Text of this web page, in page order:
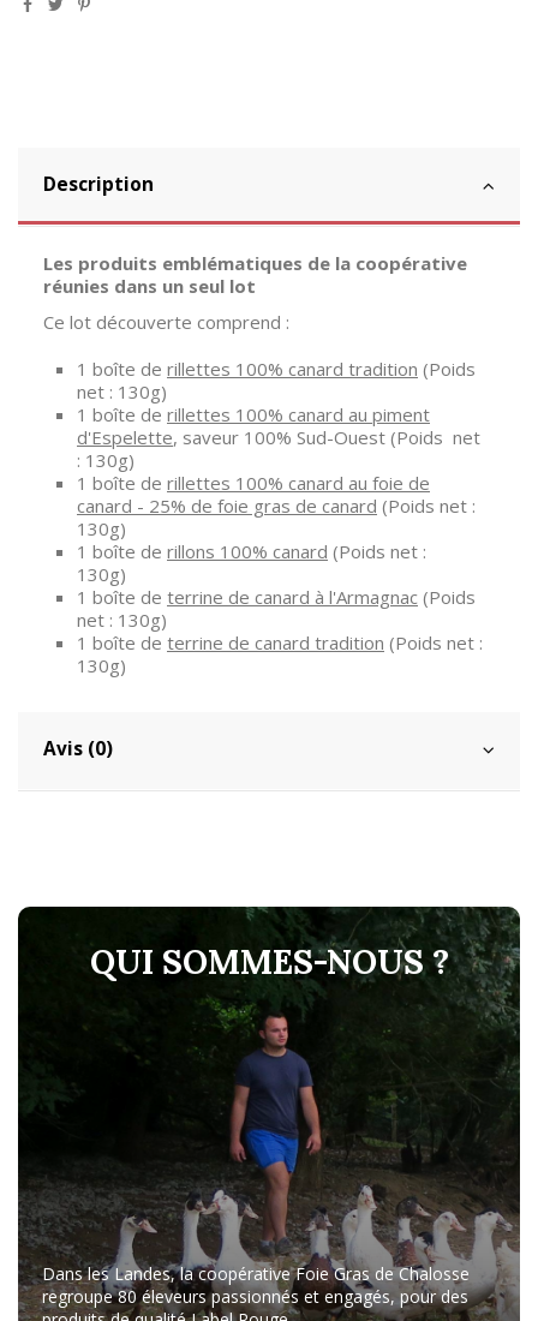
Description
Les produits emblématiques de la coopérative
réunies dans un seul lot
Ce lot découverte comprend :
1 boîte de rillettes 100% canard tradition (Poids
net : 130g)
1 boîte de rillettes 100% canard au piment
d'Espelette, saveur 100% Sud-Ouest (Poids net
: 130g)
1 boîte de rillettes 100% canard au foie de
canard - 25% de foie gras de canard (Poids net :
130g)
1 boîte de rillons 100% canard (Poids net :
130g)
1 boîte de terrine de canard à l'Armagnac (Poids
net : 130g)
1 boîte de terrine de canard tradition (Poids net :
130g)
Avis (0)
QUI SOMMES-NOUS ?
Dans les Landes, la coopérative Foie Gras de Chalosse
regroupe 80 éleveurs passionnés et engagés, pour des